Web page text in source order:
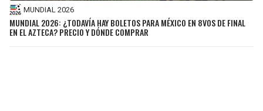
MUNDIAL 2026
MUNDIAL 2026: ¿TODAVÍA HAY BOLETOS PARA MÉXICO EN 8VOS DE FINAL
EN EL AZTECA? PRECIO Y DÓNDE COMPRAR